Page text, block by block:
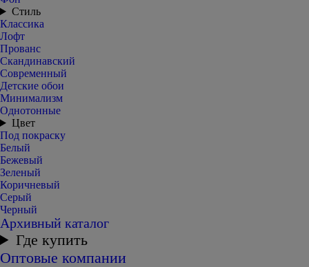
Стиль
Классика
Лофт
Прованс
Скандинавский
Современный
Детские обои
Минимализм
Однотонные
Цвет
Под покраску
Белый
Бежевый
Зеленый
Коричневый
Серый
Черный
Архивный каталог
Где купить
Оптовые компании